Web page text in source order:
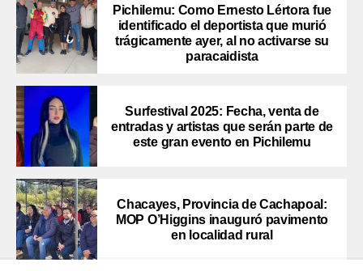
Pichilemu: Como Ernesto Lértora fue
identificado el deportista que murió
trágicamente ayer, al no activarse su
paracaidista
Surfestival 2025: Fecha, venta de
entradas y artistas que serán parte de
este gran evento en Pichilemu
Chacayes, Provincia de Cachapoal:
MOP O’Higgins inauguró pavimento
en localidad rural